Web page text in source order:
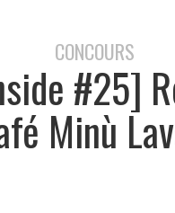
CONCOURS
#25]
Minù